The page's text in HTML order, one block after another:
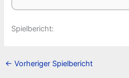
Spielbericht:
← Vorheriger Spielbericht